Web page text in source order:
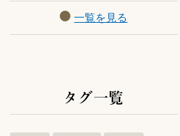
一覧を見る
タグ一覧